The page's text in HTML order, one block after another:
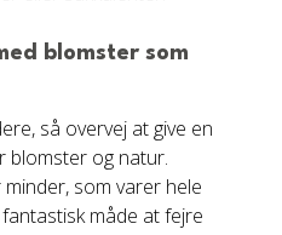
blomster som
så overvej at give en
blomster og natur.
som varer hele
måde at fejre